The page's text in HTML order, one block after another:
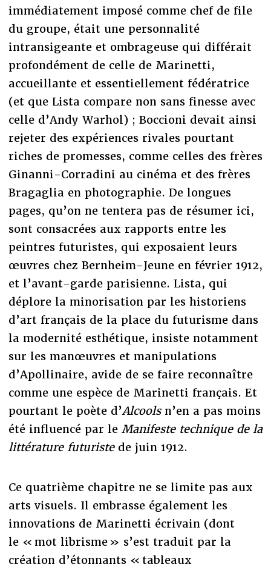
immédiatement imposé comme chef de file
du groupe, était une personnalité
intransigeante et ombrageuse qui différait
profondément de celle de Marinetti,
accueillante et essentiellement fédératrice
(et que Lista compare non sans finesse avec
celle d’Andy Warhol) ; Boccioni devait ainsi
rejeter des expériences rivales pourtant
riches de promesses, comme celles des frères
Ginanni-Corradini au cinéma et des frères
Bragaglia en photographie. De longues
pages, qu’on ne tentera pas de résumer ici,
sont consacrées aux rapports entre les
peintres futuristes, qui exposaient leurs
œuvres chez Bernheim-Jeune en février 1912,
et l’avant-garde parisienne. Lista, qui
déplore la minorisation par les historiens
d’art français de la place du futurisme dans
la modernité esthétique, insiste notamment
sur les manœuvres et manipulations
d’Apollinaire, avide de se faire reconnaître
comme une espèce de Marinetti français. Et
pourtant le poète d’Alcoolsn’en a pas moins
été influencé par le Manifeste technique de la
littérature futuristede juin 1912.
Ce quatrième chapitre ne se limite pas aux
arts visuels. Il embrasse également les
innovations de Marinetti écrivain (dont
le « mot librisme » s’est traduit par la
création d’étonnants « tableaux